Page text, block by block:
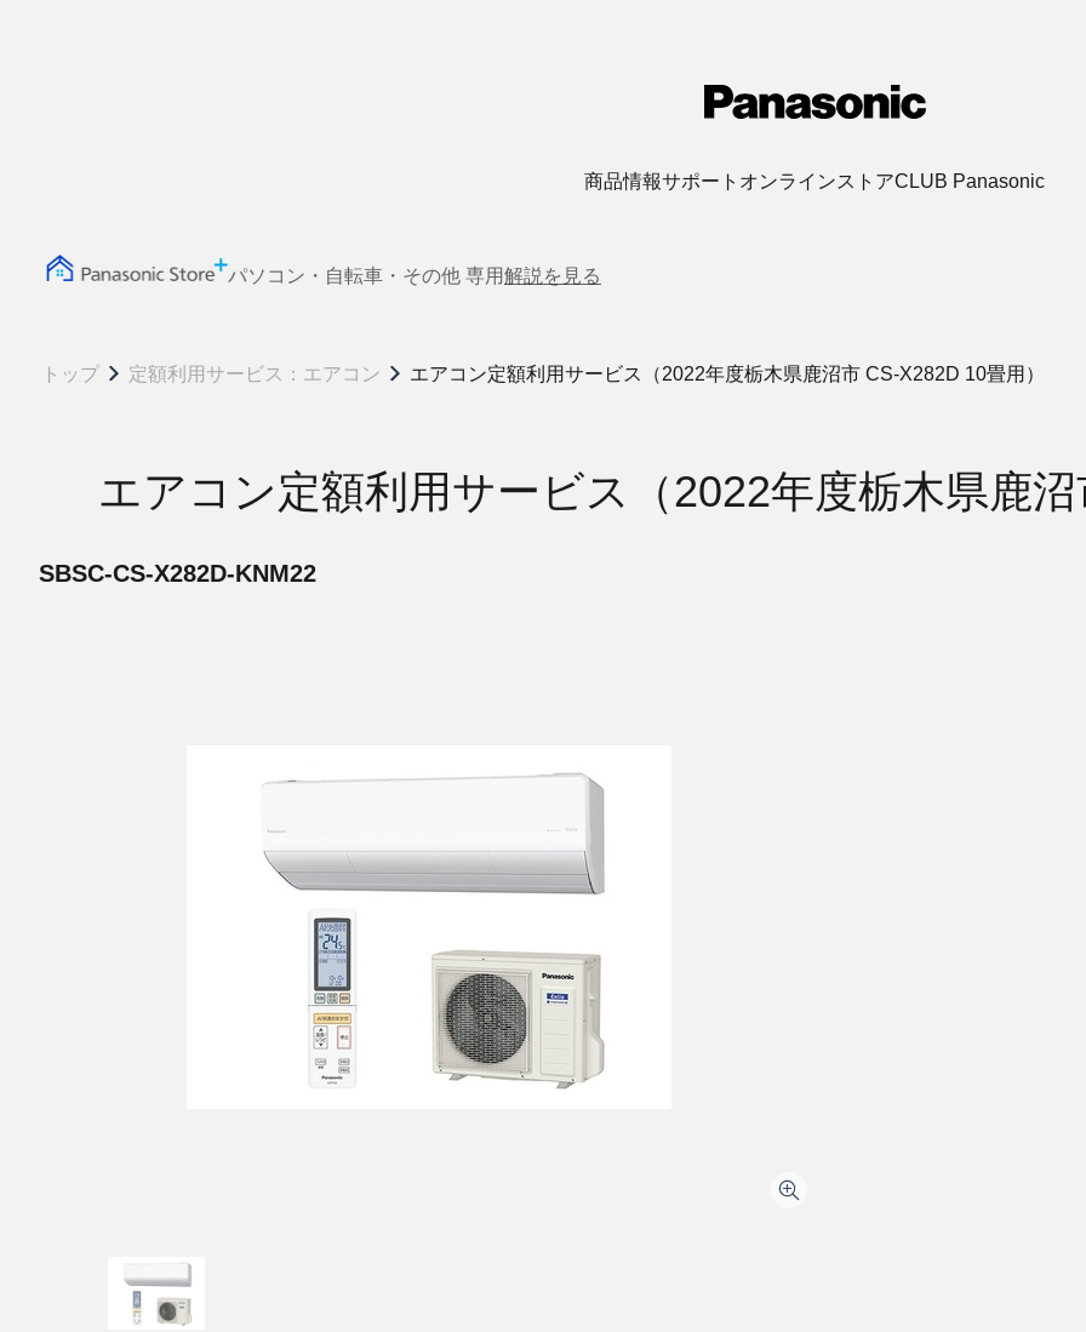
商品情報サポート オンラインストアCLUB Panasonic
パソコン・自転車・その他 専用解説を見る
トップ 定額利用サービス：エアコン エアコン定額利用サービス（2022年度栃木県鹿沼市 CS-X282D 10畳用）
エアコン定額利用サービス（2022年度栃木県鹿沼
SBSC-CS-X282D-KNM22